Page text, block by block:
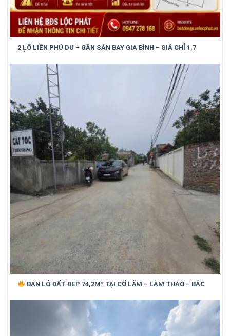
2 LÔ LIỀN PHÚ DƯ – GẦN SÂN BAY GIA BÌNH – GIÁ CHỈ 1,7
BÁN LÔ ĐẤT ĐẸP 74,2M² TẠI CỔ LÃM – LÂM THAO – BẮC